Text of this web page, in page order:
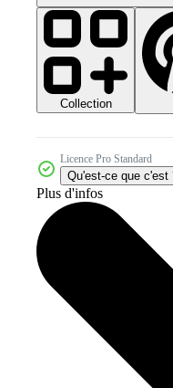
Collection
Licence Pro Standard
Qu'est-ce que c'est
Plus d'infos